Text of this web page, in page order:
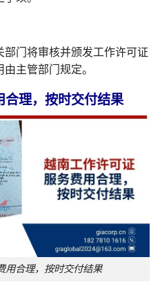
门将审核并颁发工作许可证
主管部门规定。
合理，按时交付结果
用合理，按时交付结果